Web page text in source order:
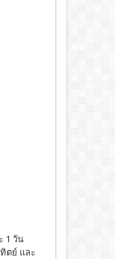
1 วัน
ตย์ และ